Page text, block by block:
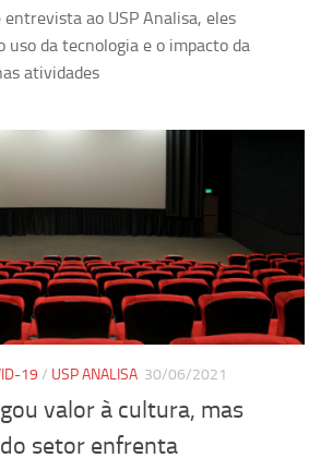
estudo encerrados
(Tech Law)
GPUBLIC – Centro de Estudos em Gestão
Públicas Contemporâneas
encerrados
dos Santos
Ano Sabático Encerrados
Rosa Pereira de Lima
Godoy Bernardo de Oliveira (FDRP)
Eduardo Seron Ruiz
ao USP Analisa, eles
uso da tecnologia e o impacto da
atividades
19 / USP ANALISA 30/06/2021
valor à cultura, mas
setor enfrenta